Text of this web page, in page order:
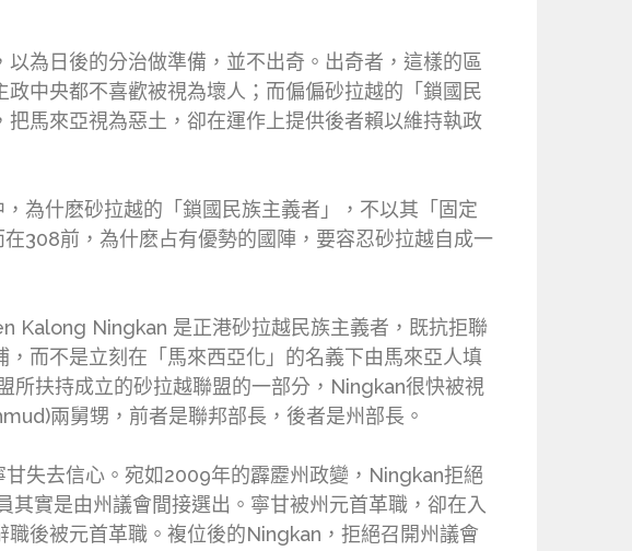
為日後的分治做準備，並不出奇。出奇者，這樣的區
中央都不喜歡被視為壞人；而偏偏砂拉越的「鎖國民
馬來亞視為惡土，卻在運作上提供後者賴以維持執政
為什麽砂拉越的「鎖國民族主義者」，不以其「固定
308前，為什麽占有優勢的國陣，要容忍砂拉越自成一
Kalong Ningkan 是正港砂拉越民族主義者，既抗拒聯
而不是立刻在「馬來西亞化」的名義下由馬來亞人填
扶持成立的砂拉越聯盟的一部分，Ningkan很快被視
兩舅甥，前者是聯邦部長，後者是州部長。
失去信心。宛如2009年的霹靂州政變，Ningkan拒絕
實是由州議會間接選出。寧甘被州元首革職，卻在入
後被元首革職。複位後的Ningkan，拒絕召開州議會